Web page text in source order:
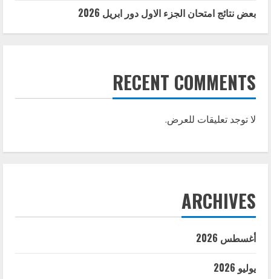
بعض نتائج امتحان الجزء الاول دور ابريل 2026
RECENT COMMENTS
لا توجد تعليقات للعرض.
ARCHIVES
أغسطس 2026
يوليو 2026